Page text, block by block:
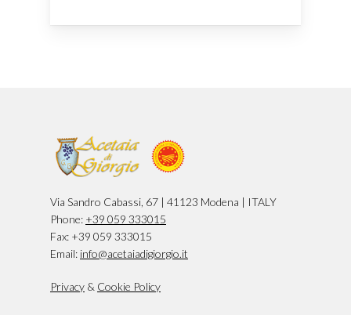
Via Sandro Cabassi, 67 | 41123 Modena | ITALY
Phone: +39 059 333015
Fax: +39 059 333015
Email: info@acetaiadigiorgio.it
Privacy & Cookie Policy